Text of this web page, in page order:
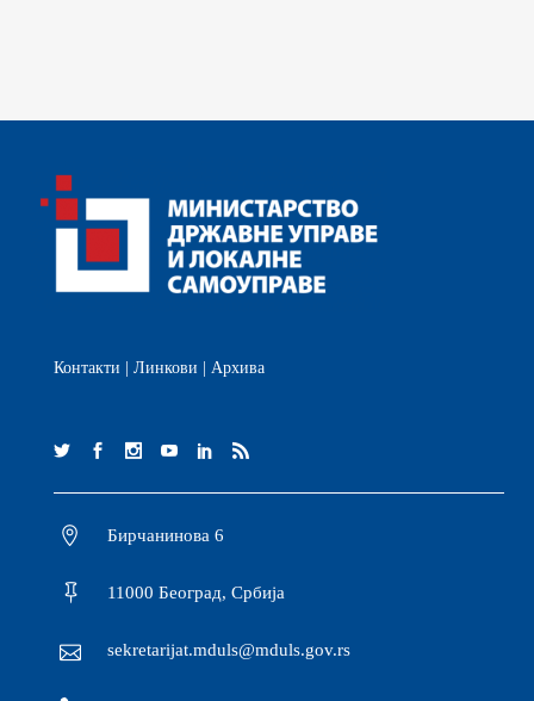
Контакти Линкови Архива
Бирчанинова 6
11000 Београд, Србија
sekretarijat.mduls@mduls.gov.rs